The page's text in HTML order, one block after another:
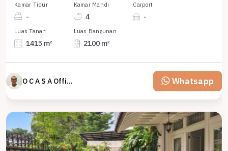
Kamar Tidur
-
Kamar Mandi
4
Carport
-
Luas Tanah
1415 m²
Luas Bangunan
2100 m²
O C A S A Official property perfected Whatsapp